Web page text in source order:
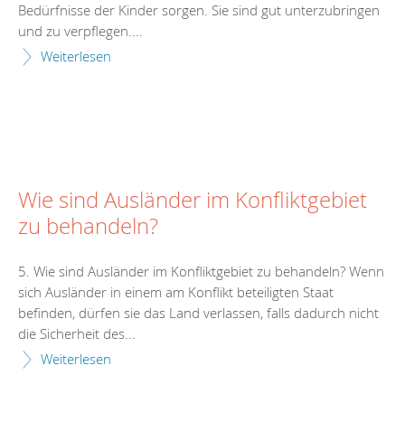
Bedürfnisse der Kinder sorgen. Sie sind gut unterzubringen
und zu verpflegen....
Weiterlesen
Wie sind Ausländer im Konfliktgebiet
zu behandeln?
5. Wie sind Ausländer im Konfliktgebiet zu behandeln? Wenn
sich Ausländer in einem am Konflikt beteiligten Staat
befinden, dürfen sie das Land verlassen, falls dadurch nicht
die Sicherheit des...
Weiterlesen